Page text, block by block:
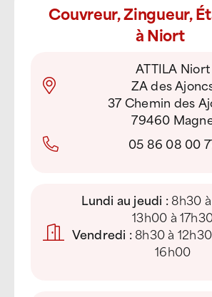
Couvreur, Zingueur,
à Niort
ATTILA Niort
ZA des
37 Chemin des
79460
05 86 08 00
Lundi au jeudi :8h30
13h00 à
Vendredi :8h30 à
16h00